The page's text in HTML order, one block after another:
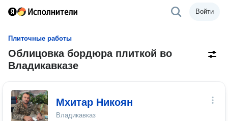
Войти
Плиточные работы
Облицовка бордюра плиткой во
Владикавказе
Мхитар Никоян
Владикавказ